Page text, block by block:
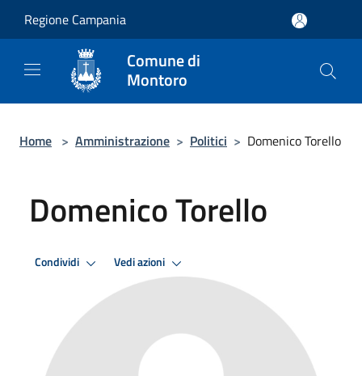
Regione Campania
Comune di
Montoro
Home > Amministrazione > Politici > Domenico Torello
Domenico Torello
Condividi Vedi azioni